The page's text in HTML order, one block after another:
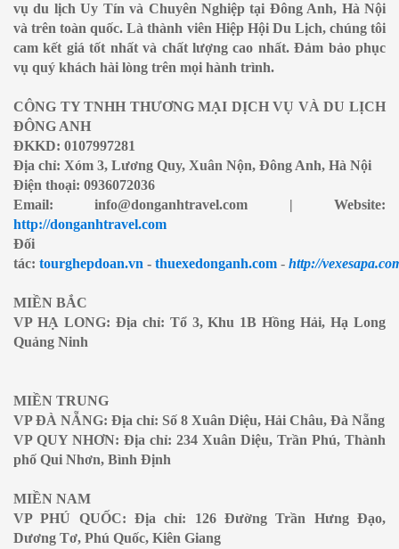
vụ du lịch Uy Tín và Chuyên Nghiệp tại Đông Anh, Hà Nội
và trên toàn quốc. Là thành viên Hiệp Hội Du Lịch, chúng tôi
cam kết giá tốt nhất và chất lượng cao nhất. Đảm bảo phục
vụ quý khách hài lòng trên mọi hành trình.
CÔNG TY TNHH THƯƠNG MẠI DỊCH VỤ VÀ DU LỊCH
ĐÔNG ANH
ĐKKD: 0107997281
Địa chỉ: Xóm 3, Lương Quy, Xuân Nộn, Đông Anh, Hà Nội
Điện thoại: 0936072036
Email: info@donganhtravel.com | Website:
http://donganhtravel.com
Đối
tác: tourghepdoan.vn - thuexedonganh.com - http://
MIỀN BẮC
VP HẠ LONG: Địa chỉ: Tổ 3, Khu 1B Hồng Hải, Hạ Long
Quảng Ninh
MIỀN TRUNG
VP ĐÀ NẴNG: Địa chỉ: Số 8 Xuân Diệu, Hải Châu, Đà Nẵng
VP QUY NHƠN: Địa chỉ: 234 Xuân Diệu, Trần Phú, Thành
phố Qui Nhơn, Bình Định
MIỀN NAM
VP PHÚ QUỐC: Địa chỉ: 126 Đường Trần Hưng Đạo,
Dương Tơ, Phú Quốc, Kiên Giang